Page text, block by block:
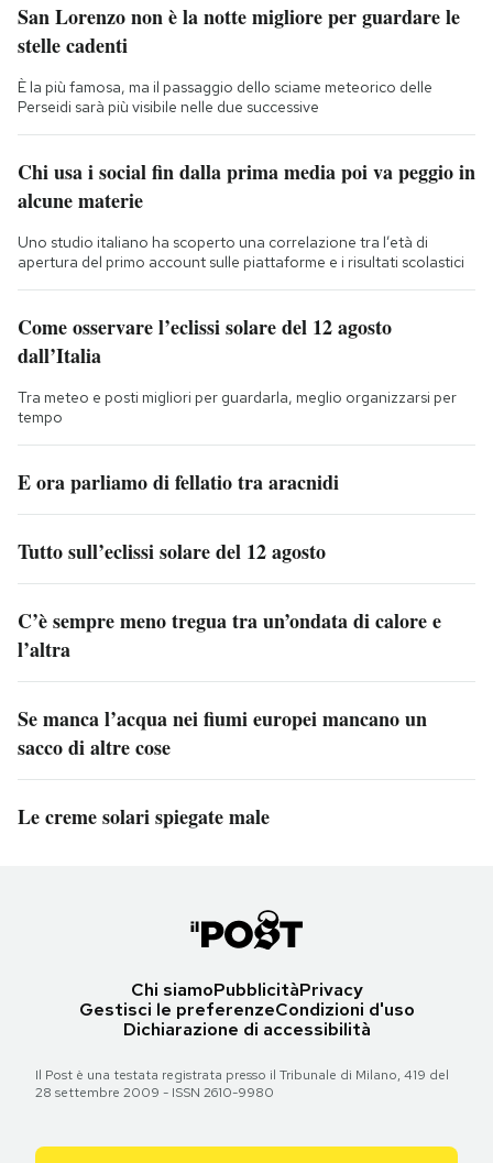
San Lorenzo non è la notte migliore per guardare le
stelle cadenti
È la più famosa, ma il passaggio dello sciame meteorico delle
Perseidi sarà più visibile nelle due successive
Chi usa i social fin dalla prima media poi va peggio in
alcune materie
Uno studio italiano ha scoperto una correlazione tra l’età di
apertura del primo account sulle piattaforme e i risultati scolastici
Come osservare l’eclissi solare del 12 agosto
dall’Italia
Tra meteo e posti migliori per guardarla, meglio organizzarsi per
tempo
E ora parliamo di fellatio tra aracnidi
Tutto sull’eclissi solare del 12 agosto
C’è sempre meno tregua tra un’ondata di calore e
l’altra
Se manca l’acqua nei fiumi europei mancano un
sacco di altre cose
Le creme solari spiegate male
Chi siamoPubblicitàPrivacy
Gestisci le preferenzeCondizioni d'uso
Dichiarazione di accessibilità
Il Post è una testata registrata presso il Tribunale di Milano, 419 del
28 settembre 2009 - ISSN 2610-9980